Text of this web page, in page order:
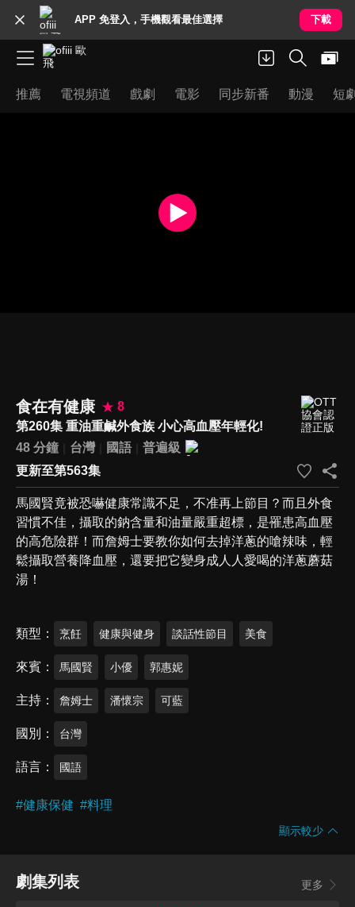
APP 免登入，手機觀看最佳選擇 下載
推薦 電視頻道 戲劇 電影 同步新番 動漫 短
食在有健康
8
第260集 重油重鹹外食族 小心高血壓年輕化!
48 分鐘
台灣 國語
普遍級
更新至第563集
馬國賢竟被恐嚇健康常識不足，不准再上節目？而且外食
習慣不佳，攝取的鈉含量和油量嚴重超標，是罹患高血壓
的高危險群！而詹姆士要教你如何去掉洋蔥的嗆辣味，輕
鬆攝取營養降血壓，還要把它變身成人人愛喝的洋蔥蘑菇
湯！
類型 烹飪 健康與健身 談話性節目 美食
來賓 馬國賢 小優 郭惠妮
主持 詹姆士 潘懷宗 可藍
國別 台灣
語言 國語
#健康保健 #料理
顯示較少
劇集列表 更多